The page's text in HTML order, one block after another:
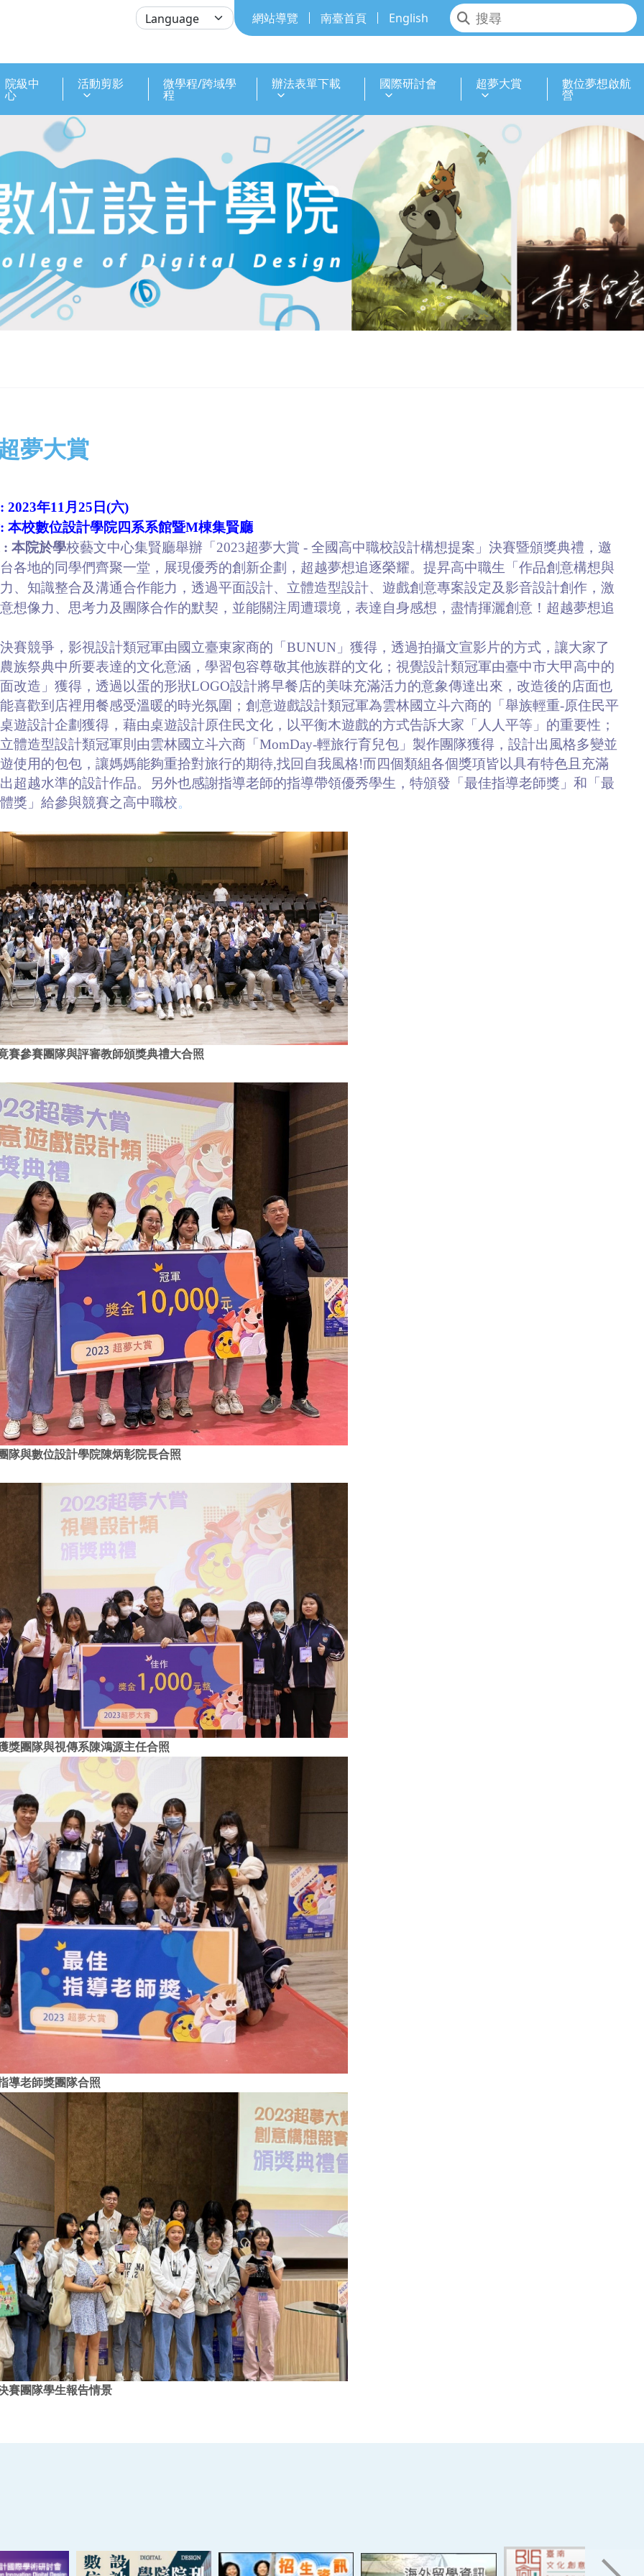
網站導覽 南臺首頁 English
院級中
心
活動剪影 微學程/跨域學
程
辦法表單下載 國際研討會 超夢大賞 數位夢想啟航
營
夢大賞
2023年11月25日(六)
本校數位設計學院四系系館暨M棟集賢廳
: 本院於學校藝文中心集賢廳舉辦「 2023超夢大賞 - 全國高中職校設計構想提案」決賽暨頒獎典禮，邀
各地的同學們齊聚一堂，展現優秀的創新企劃，超越夢想追逐榮耀。提昇高中職生「作品創意構想與
、知識整合及溝通合作能力，透過平面設計、立體造型設計、遊戲創意專案設定及影音設計創作，激
想像力、思考力及團隊合作的默契，並能關注周遭環境，表達自身感想，盡情揮灑創意！超越夢想追
賽競爭，影視設計類冠軍由國立臺東家商的「BUNUN」獲得，透過拍攝文宣影片的方式，讓大家了
族祭典中所要表達的文化意涵，學習包容尊敬其他族群的文化；視覺設計類冠軍由臺中市大甲高中的
改造」獲得，透過以蛋的形狀LOGO設計將早餐店的美味充滿活力的意象傳達出來，改造後的店面也
喜歡到店裡用餐感受溫暖的時光氛圍；創意遊戲設計類冠軍為雲林國立斗六商的「舉族輕重-原住民平
遊設計企劃獲得，藉由桌遊設計原住民文化，以平衡木遊戲的方式告訴大家「人人平等」的重要性；
體造型設計類冠軍則由雲林國立斗六商「MomDay-輕旅行育兒包」製作團隊獲得，設計出風格多變並
使用的包包，讓媽媽能夠重拾對旅行的期待,找回自我風格!而四個類組各個獎項皆以具有特色且充滿
超越水準的設計作品。另外也感謝指導老師的指導帶領優秀學生，特頒發「最佳指導老師獎」和「最
獎」給參與競賽之高中職校。
賽參賽團隊與評審教師頒獎典禮大合照
隊與數位設計學院陳炳彰院長合照
獎團隊與視傳系陳鴻源主任合照
導老師獎團隊合照
賽團隊學生報告情景